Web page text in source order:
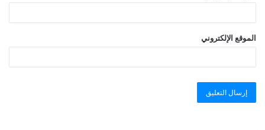
الموقع الإلكتروني